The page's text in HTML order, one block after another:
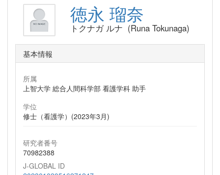
徳永 瑠奈
トクナガ ルナ (Runa Tokunaga)
基本情報
所属
上智大学 総合人間科学部 看護学科 助手
学位
修士（看護学）(2023年3月)
研究者番号
70982388
J-GLOBAL ID